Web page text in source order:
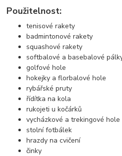
Použitelnost:
tenisové rakety
badmintonové rakety
squashové rakety
softbalové a basebalové
golfové hole
hokejky a florbalové hole
rybářské pruty
řídítka na kola
rukojeti u kočárků
vycházkové a trekingové hole
stolní fotbálek
hrazdy na cvičení
činky